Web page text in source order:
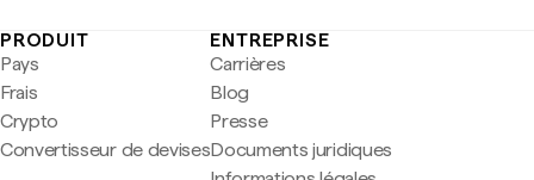
PRODUIT
Pays
Frais
Crypto
Convertisseur de devises
ENTREPRISE
Carrières
Blog
Presse
Documents juridiques